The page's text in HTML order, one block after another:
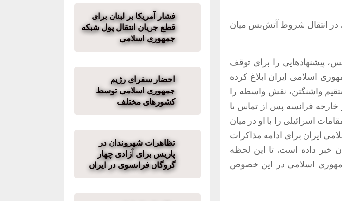
در انتقال شروط آتش‌بس میان
پیشنهادهایی را برای توقف
اسلامی ایران ابلاغ کرده
واشنگتن، نقش واسطه را
خارجه فرانسه پس از تماس با
اسرائیلی را با او در میان
ایران برای ادامه مذاکرات
خبر داده است. تا این لحظه
اسلامی در این خصوص
فشار آمریکا بر لبنان برای
قطع جریان انتقال پول شبکه
جمهوری اسلامی
احضار سفرای رژیم
جمهوری اسلامی توسط
کشورهای مختلف
تظاهرات شهروندان در
پاریس برای آزادی چهار
گروگان فرانسوی در ایران